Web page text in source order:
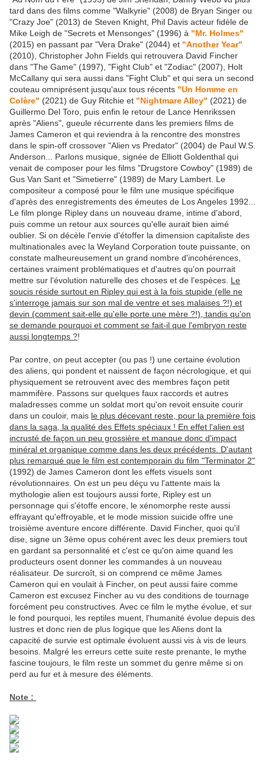
tard dans des films comme "Walkyrie" (2008) de Bryan Singer ou
"Crazy Joe" (2013) de Steven Knight, Phil Davis acteur fidèle de
Mike Leigh de "Secrets et Mensonges" (1996) à "Mr. Holmes"
(2015) en passant par "Vera Drake" (2044) et "Another Year"
(2010), Christopher John Fields qui retrouvera David Fincher
dans "The Game" (1997), "Fight Club" et "Zodiac" (2007), Holt
McCallany qui sera aussi dans "Fight Club" et qui sera un second
couteau omniprésent jusqu'aux tous récents "Un Homme en
Colère" (2021) de Guy Ritchie et "Nightmare Alley" (2021) de
Guillermo Del Toro, puis enfin le retour de Lance Henrikssen
après "Aliens", gueule récurrente dans les premiers films de
James Cameron et qui reviendra à la rencontre des monstres
dans le spin-off crossover "Alien vs Predator" (2004) de Paul W.S.
Anderson... Parlons musique, signée de Elliott Goldenthal qui
venait de composer pour les films "Drugstore Cowboy" (1989) de
Gus Van Sant et "Simetierre" (1989) de Mary Lambert. Le
compositeur a composé pour le film une musique spécifique
d'après des enregistrements des émeutes de Los Angeles 1992...
Le film plonge Ripley dans un nouveau drame, intime d'abord,
puis comme un retour aux sources qu'elle aurait bien aimé
oublier. Si on décèle l'envie d'étoffer la dimension capitaliste des
multinationales avec la Weyland Corporation toute puissante, on
constate malheureusement un grand nombre d'incohérences,
certaines vraiment problématiques et d'autres qu'on pourrait
mettre sur l'évolution naturelle des choses et de l'espèces. Le
soucis réside surtout en Ripley qui est à la fois stupide (elle ne
s'interroge jamais sur son mal de ventre et ses malaises ?!) et
devin (comment sait-elle qu'elle porte une mère ?!), tandis qu'on
se demande pourquoi et comment se fait-il que l'embryon reste
aussi longtemps ?!
Par contre, on peut accepter (ou pas !) une certaine évolution
des aliens, qui pondent et naissent de façon nécrologique, et qui
physiquement se retrouvent avec des membres façon petit
mammifère. Passons sur quelques faux raccords et autres
maladresses comme un soldat mort qu'on revoit ensuite courir
dans un couloir, mais le plus décevant reste, pour la première fois
dans la saga, la qualité des Effets spéciaux ! En effet l'alien est
incrusté de façon un peu grossière et manque donc d'impact
minéral et organique comme dans les deux précédents. D'autant
plus remarqué que le film est contemporain du film "Terminator 2"
(1992) de James Cameron dont les effets visuels sont
révolutionnaires. On est un peu déçu vu l'attente mais la
mythologie alien est toujours aussi forte, Ripley est un
personnage qui s'étoffe encore, le xénomorphe reste aussi
effrayant qu'effroyable, et le mode mission suicide offre une
troisième aventure encore différente. David Fincher, quoi qu'il
dise, signe un 3ème opus cohérent avec les deux premiers tout
en gardant sa personnalité et c'est ce qu'on aime quand les
producteurs osent donner les commandes à un nouveau
réalisateur. De surcroît, si on comprend ce même James
Cameron qui en voulait à Fincher, on peut aussi faire comme
Cameron est excusez Fincher au vu des conditions de tournage
forcément peu constructives. Avec ce film le mythe évolue, et sur
le fond pourquoi, les reptiles muent, l'humanité évolue depuis des
lustres et donc rien de plus logique que les Aliens dont la
capacité de survie est optimale évoluent aussi vis à vis de leurs
besoins. Malgré les erreurs cette suite reste prenante, le mythe
fascine toujours, le film reste un sommet du genre même si on
perd au fur et à mesure des éléments.
Note :